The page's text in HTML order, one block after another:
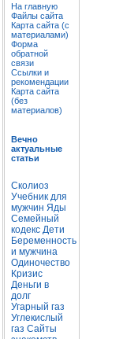
На главную
Файлы сайта
Карта сайта (с
материалами)
Форма
обратной
связи
Ссылки и
рекомендации
Карта сайта
(без
материалов)
Вечно
актуальные
статьи
Сколиоз
Учебник для
мужчин Яды
Семейный
кодекс Дети
Беременность
и мужчина
Одиночество
Кризис
Деньги в
долг
Угарный газ
Углекислый
газ Сайты